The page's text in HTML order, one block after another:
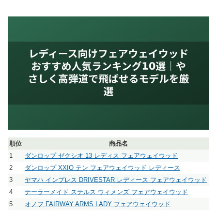
順位 商品名
1
ダンロップ ゼクシオ 13 レディス フェアウェイウッド
2
ダンロップ XXIO テン フェアウェイウッド レディース
3
ヤマハ インプレス DRIVESTAR レディース フェアウェイウッド
4
テーラーメイド ステルス ウィメンズ フェアウェイウッド
5
オノフ FAIRWAY ARMS LADY フェアウェイウッド